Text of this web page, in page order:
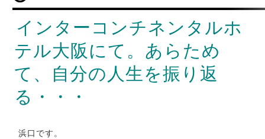
インターコンチネンタルホ
テル大阪にて。あらため
て、自分の人生を振り返
る・・・
浜口です。